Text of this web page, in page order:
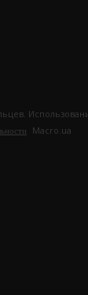
Macro.ua